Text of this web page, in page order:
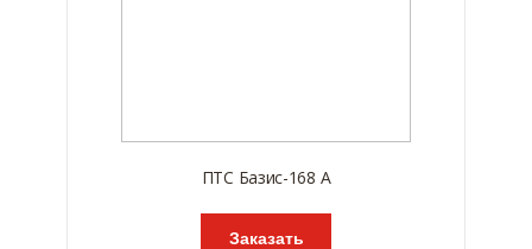
ПТС Базис-168 А
Заказать